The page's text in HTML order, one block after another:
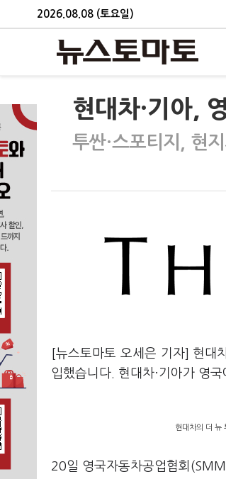
2026.08.08 (토요일)
현대차·기아,
투싼·스포티지, 현
[뉴스토마토 오세은 기자] 현대
입했습니다. 현대차·기아가 영
현대차의 더 뉴
20일 영국자동차공업협회